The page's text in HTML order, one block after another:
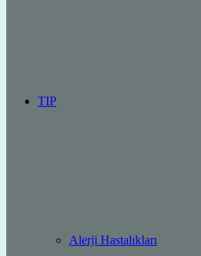
TIP
Alerji Hastalıkları